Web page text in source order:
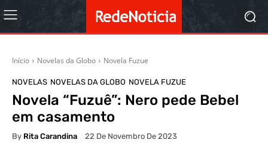
Início Novelas da Globo Novela Fuzue
NOVELAS NOVELAS DA GLOBO NOVELA FUZUE
Novela “Fuzuê”: Nero pede Bebel
em casamento
By Rita Carandina 22 De Novembro De 2023